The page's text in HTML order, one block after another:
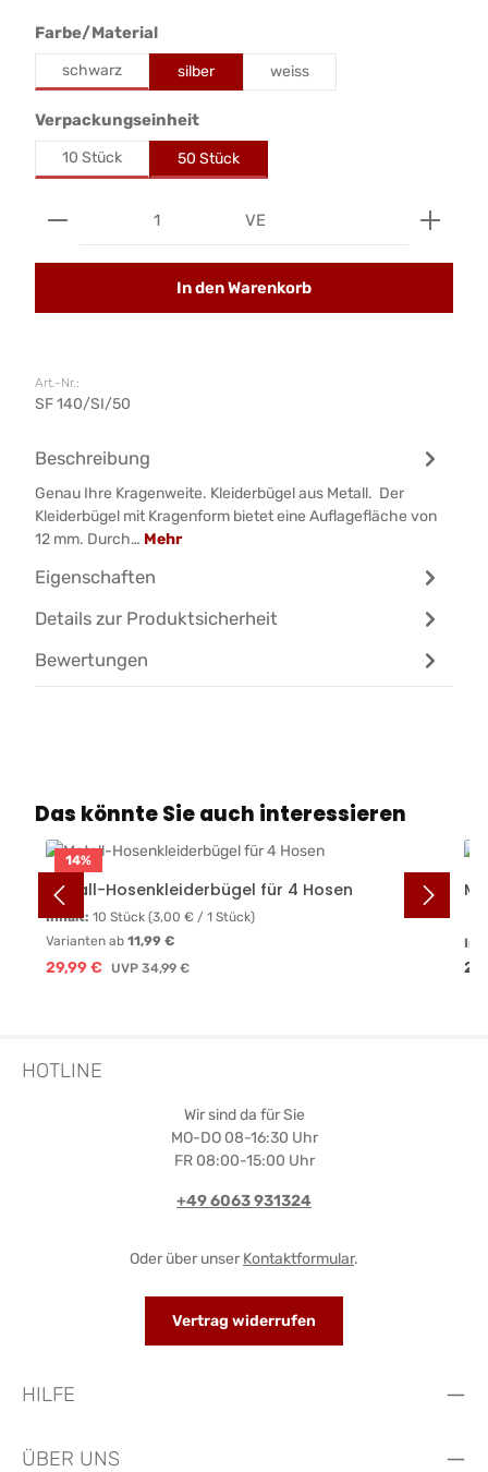
Farbe/Materialauswählen
schwarz silber weiss
Verpackungseinheitauswählen
10 Stück 50 Stück
Produkt Anzahl: Gib den gewünschten Wert
VE
In den Warenkorb
Art.-Nr.:
SF 140/SI/50
Beschreibung
Genau Ihre Kragenweite. Kleiderbügel aus Metall. Der
Kleiderbügel mit Kragenform bietet eine Auflagefläche von
12 mm. Durch… Mehr
Eigenschaften
Details zur Produktsicherheit
Bewertungen
Produktgalerie überspringen
Das könnte Sie auch interessieren
14%
Metall-Hosenkleiderbügel für 4 Hosen
Inhalt:10 Stück(3,00 € / 1 Stück)
Varianten ab 11,99 €
Verkaufspreis:
29,99 € UVPRegulärer Preis:
34,99 €
HOTLINE
Wir sind da für Sie
MO-DO 08-16:30 Uhr
FR 08:00-15:00 Uhr
+49 6063 931324
Oder über unser Kontaktformular.
Vertrag widerrufen
HILFE
ÜBER UNS